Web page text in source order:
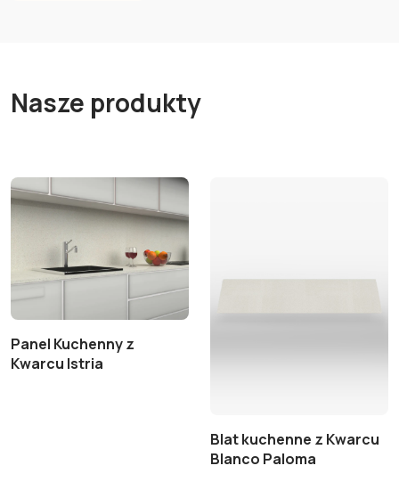
Nasze produkty
Panel Kuchenny z
Kwarcu Istria
Blat kuchenne z Kwarcu
Blanco Paloma